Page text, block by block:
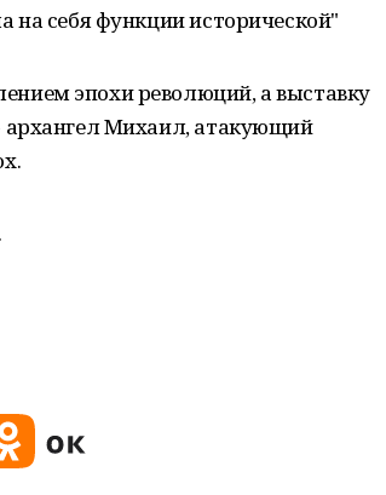
на себя функции исторической"
эпохи революций, а выставку
архангел Михаил, атакующий